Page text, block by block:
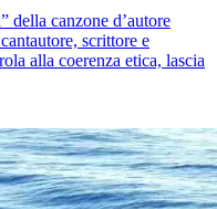
della canzone d’autore
scrittore e
alla coerenza etica, lascia